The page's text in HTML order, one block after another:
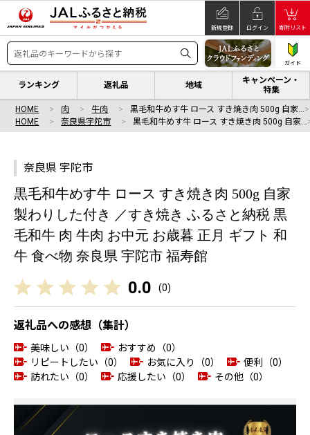
新規登録 ログイン 寄附リスト
ガイド
ランキング 返礼品 地域
キャンペーン・
特集
HOME 肉 牛肉
黒毛和牛めす牛 ロース すき焼き肉 500g 自家…
HOME
奈良県宇陀市 黒毛和牛めす牛 ロース すき焼き肉 500g 自家…
奈良県 宇陀市
黒毛和牛めす牛 ロース すき焼き肉 500g 自家
製わりした付き ／すき焼き ふるさと納税 黒
毛和牛 肉 牛肉 お中元 お歳暮 正月 ギフト 和
牛 食べ物 奈良県 宇陀市 福寿館
0.0 (0)
返礼品への感想（集計）
美味しい（0）
おすすめ（0）
リピートしたい（0）
お気に入り（0）
便利（0）
訪れたい（0）
応援したい（0） その他（0）